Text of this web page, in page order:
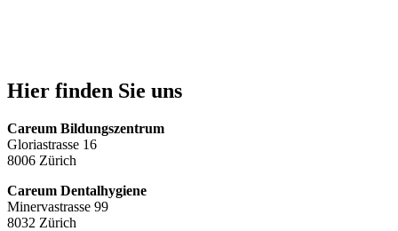
Hier finden Sie uns
Careum Bildungszentrum
Gloriastrasse 16
8006 Zürich
Careum Dentalhygiene
Minervastrasse 99
8032 Zürich